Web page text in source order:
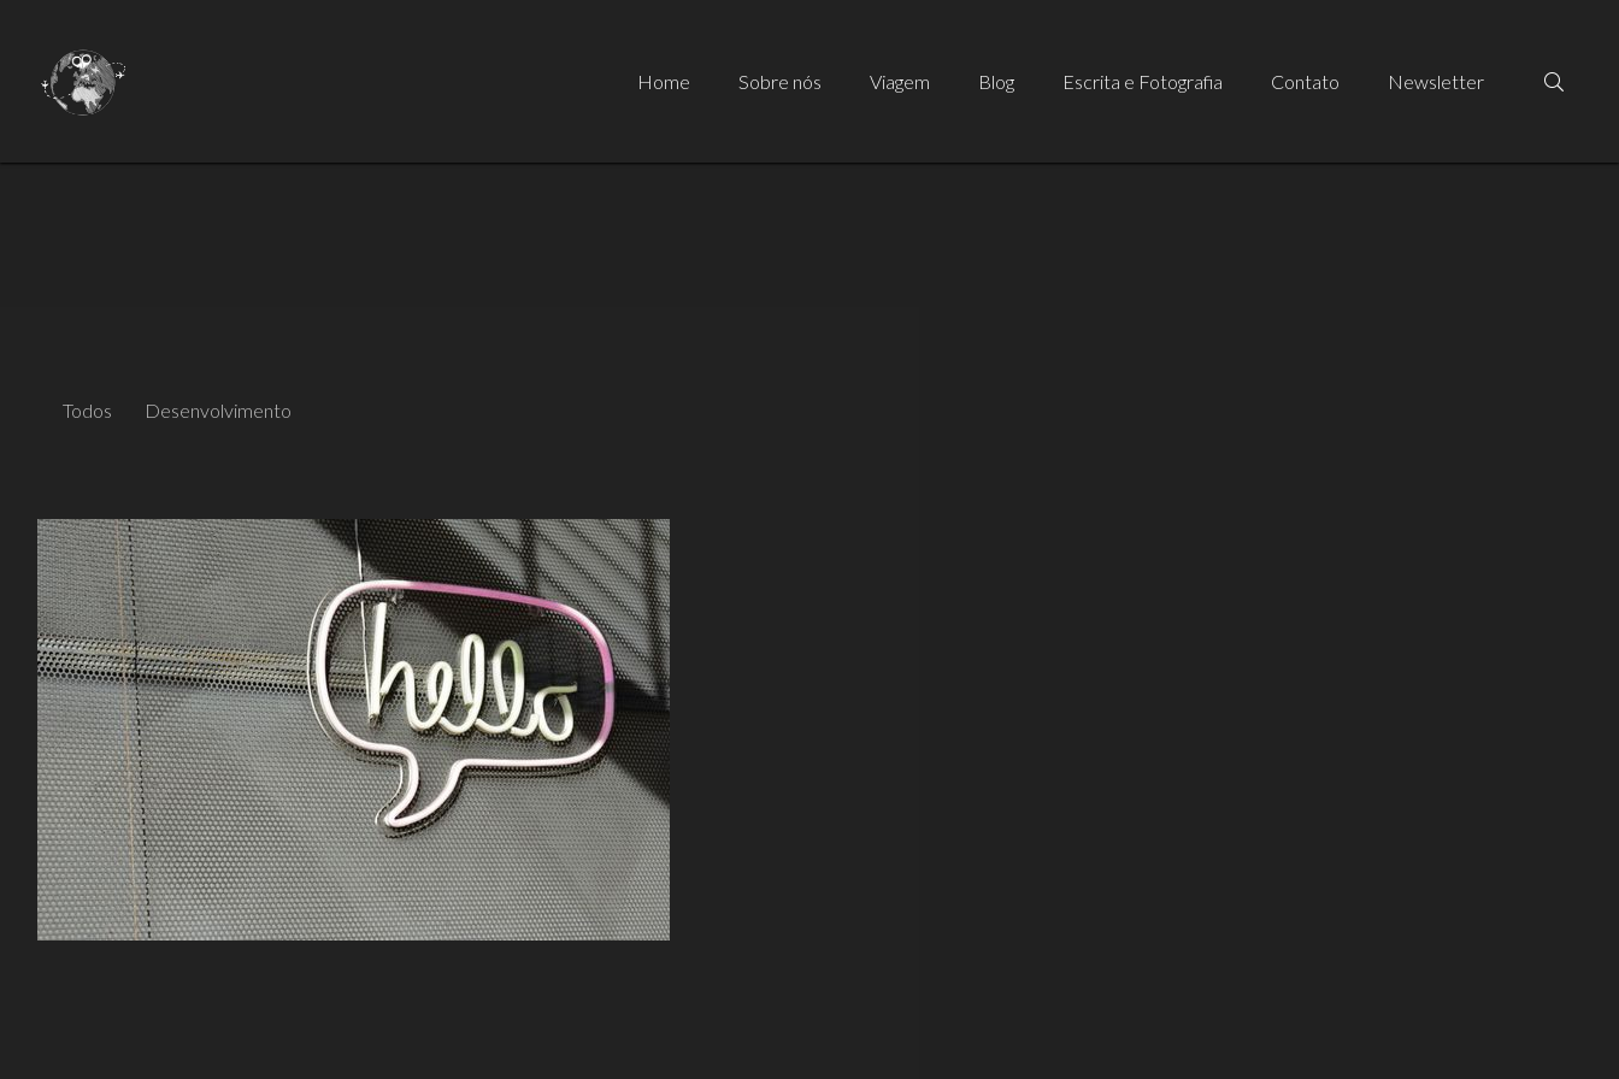
Home Sobre nós Viagem Blog Escrita e Fotografia Contato Newsletter
Todos Desenvolvimento